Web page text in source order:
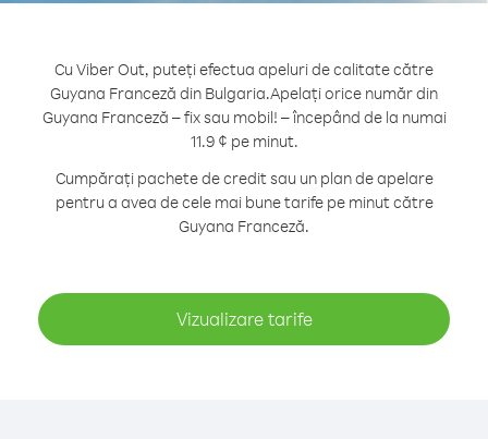
Cu Viber Out, puteți efectua apeluri de calitate către
Guyana Franceză din Bulgaria.Apelați orice număr din
Guyana Franceză – fix sau mobil! – începând de la numai
11.9 ¢ pe minut.
Cumpărați pachete de credit sau un plan de apelare
pentru a avea de cele mai bune tarife pe minut către
Guyana Franceză.
Vizualizare tarife